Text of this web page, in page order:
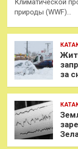
природы (WWF)…
за